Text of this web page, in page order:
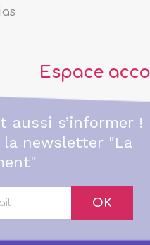
Espace
aussi s’informer !
la newsletter "La
OK